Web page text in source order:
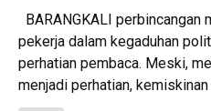
BARANGKALI perbincangan
pekerja dalam kegaduhan
perhatian pembaca. Meski,
menjadi perhatian,